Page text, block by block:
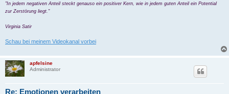
"In jedem negativen Anteil steckt genauso ein positiver Kern, wie in jedem guten Anteil ein Potential
zur Zerstörung liegt."
Virginia Satir
Schau bei meinem Videokanal vorbei
apfelsine
Administrator
Re: Emotionen verarbeiten